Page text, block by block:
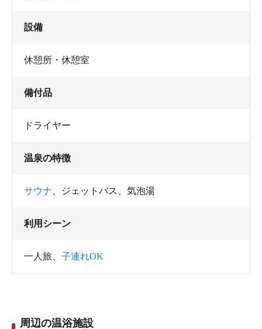
設備
休憩所・休憩室
備付品
ドライヤー
温泉の特徴
サウナ ジェットバス 気泡湯
利用シーン
一人旅 子連れOK
周辺の温浴施設